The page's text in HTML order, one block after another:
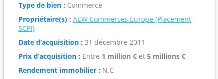
Type de bien :Commerce
Propriétaire(s) : AEW Commerces Europe (Placement
SCPI)
Date d’acquisition :31 décembre 2011
Prix d’acquisition :Entre 1 million €et 5 millions €
Rendement immobilier :N.C